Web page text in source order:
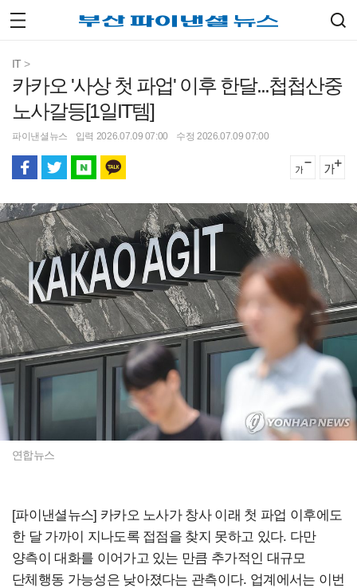
IT>
카카오 '사상 첫 파업' 이후 한달...첩첩산중
노사갈등[1일IT템]
파이낸셜뉴스 입력 2026.07.09 07:00 수정 2026.07.09 07:00
연합뉴스
[파이낸셜뉴스] 카카오 노사가 창사 이래 첫 파업 이후에도
한 달 가까이 지나도록 접점을 찾지 못하고 있다. 다만
양측이 대화를 이어가고 있는 만큼 추가적인 대규모
단체행동 가능성은 낮아졌다는 관측이다. 업계에서는 이번